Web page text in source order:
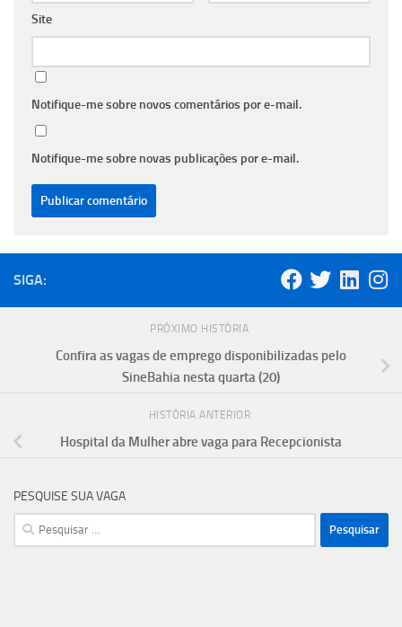
Site
Notifique-me sobre novos comentários por e-mail.
Notifique-me sobre novas publicações por e-mail.
SIGA:
PRÓXIMO HISTÓRIA
Confira as vagas de emprego disponibilizadas pelo
SineBahia nesta quarta (20)
HISTÓRIA ANTERIOR
Hospital da Mulher abre vaga para Recepcionista
PESQUISE SUA VAGA
Pesquisar
por: